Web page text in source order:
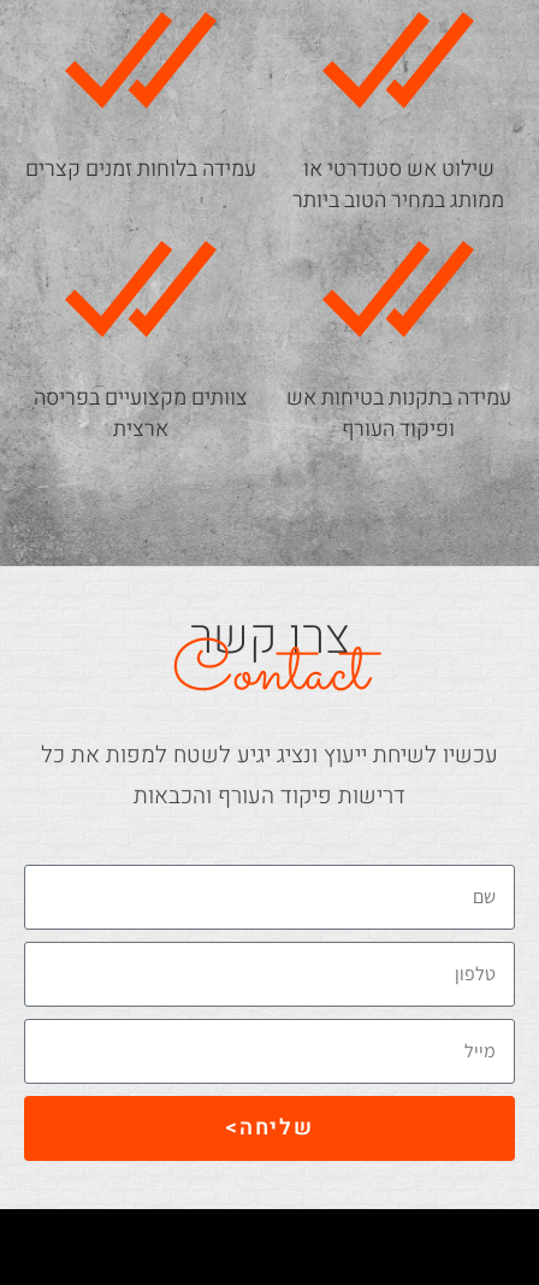
שילוט אש סטנדרטי או
ממותג במחיר הטוב ביותר
עמידה בלוחות זמנים קצרים
עמידה בתקנות בטיחות אש
ופיקוד העורף
צוותים מקצועיים בפריסה
ארצית
צרו קשר
Contact
עכשיו לשיחת ייעוץ ונציג יגיע לשטח למפות את כל
דרישות פיקוד העורף והכבאות
שליחה>